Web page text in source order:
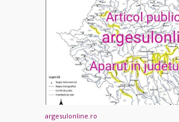
argesulonline.ro